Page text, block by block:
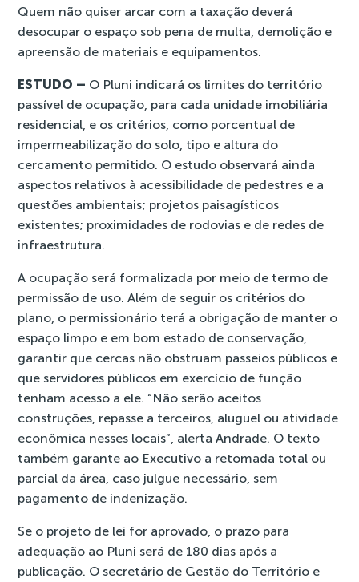
Quem não quiser arcar com a taxação deverá
desocupar o espaço sob pena de multa, demolição e
apreensão de materiais e equipamentos.
ESTUDO – O Pluni indicará os limites do território
passível de ocupação, para cada unidade imobiliária
residencial, e os critérios, como porcentual de
impermeabilização do solo, tipo e altura do
cercamento permitido. O estudo observará ainda
aspectos relativos à acessibilidade de pedestres e a
questões ambientais; projetos paisagísticos
existentes; proximidades de rodovias e de redes de
infraestrutura.
A ocupação será formalizada por meio de termo de
permissão de uso. Além de seguir os critérios do
plano, o permissionário terá a obrigação de manter o
espaço limpo e em bom estado de conservação,
garantir que cercas não obstruam passeios públicos e
que servidores públicos em exercício de função
tenham acesso a ele. “Não serão aceitos
construções, repasse a terceiros, aluguel ou atividade
econômica nesses locais”, alerta Andrade. O texto
também garante ao Executivo a retomada total ou
parcial da área, caso julgue necessário, sem
pagamento de indenização.
Se o projeto de lei for aprovado, o prazo para
adequação ao Pluni será de 180 dias após a
publicação. O secretário de Gestão do Território e